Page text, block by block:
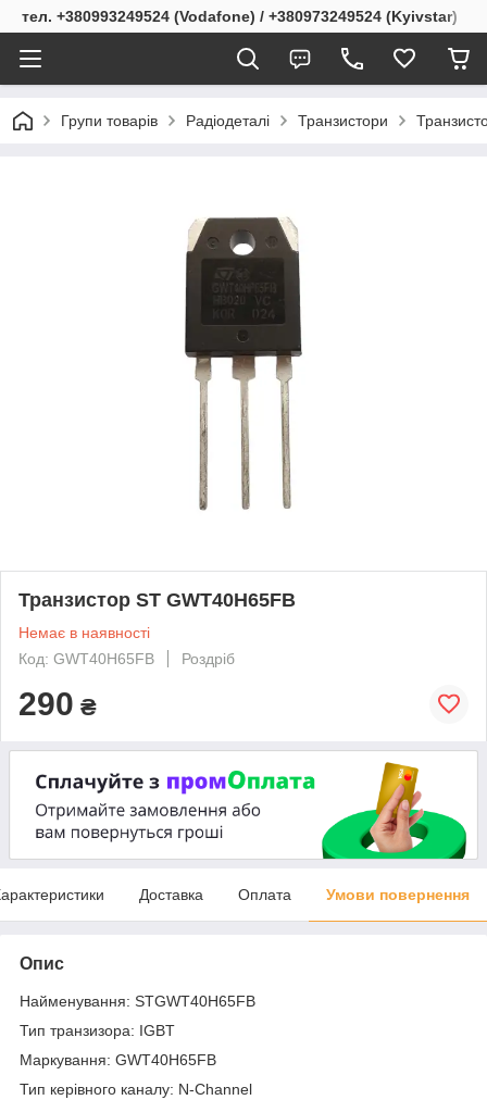
тел. +380993249524 (Vodafone) / +380973249524 (Kyivstar)
Групи товарів Радіодеталі Транзистори
Транзистор ST GWT40H65FB
Немає в наявності
Код: GWT40H65FB
Роздріб
290 ₴
Доставка Оплата Умови повернення
Опис
Найменування: STGWT40H65FB
Тип транзизора: IGBT
Маркування: GWT40H65FB
Тип керівного каналу: N-Channel